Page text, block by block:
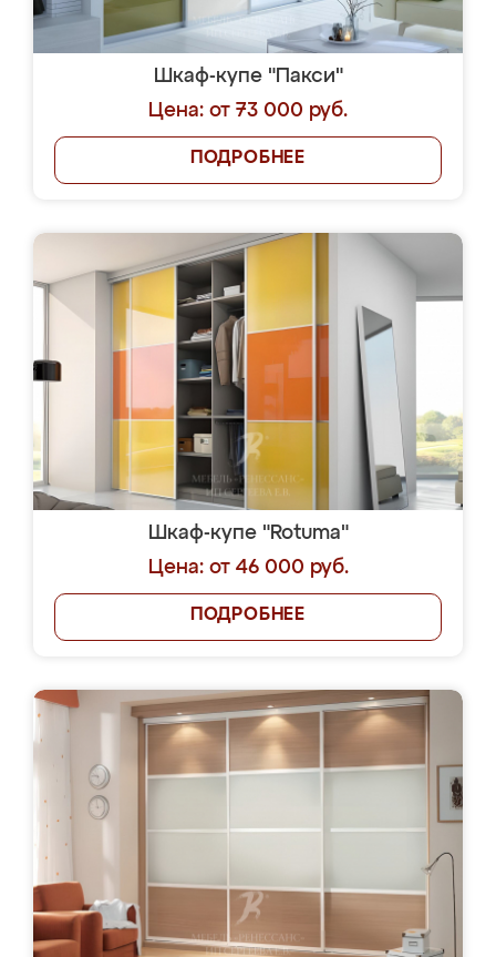
Шкаф-купе "Пакси"
Цена: от 73 000 руб.
ПОДРОБНЕЕ
Шкаф-купе "Rotuma"
Цена: от 46 000 руб.
ПОДРОБНЕЕ